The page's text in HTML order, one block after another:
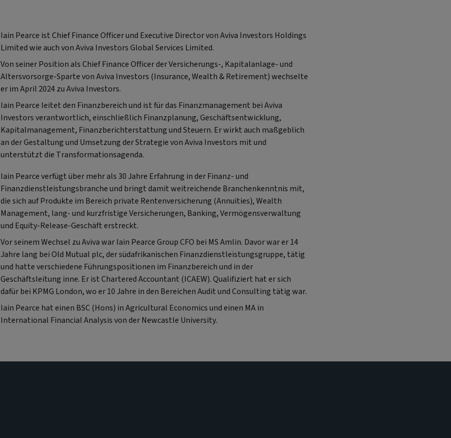
Iain Pearce ist Chief Finance Officer und Executive Director von Aviva Investors Holdings
Limited wie auch von Aviva Investors Global Services Limited.
Von seiner Position als Chief Finance Officer der Versicherungs-, Kapitalanlage- und
Altersvorsorge-Sparte von Aviva Investors (Insurance, Wealth & Retirement) wechselte
er im April 2024 zu Aviva Investors.
Iain Pearce leitet den Finanzbereich und ist für das Finanzmanagement bei Aviva
Investors verantwortlich, einschließlich Finanzplanung, Geschäftsentwicklung,
Kapitalmanagement, Finanzberichterstattung und Steuern. Er wirkt auch maßgeblich
an der Gestaltung und Umsetzung der Strategie von Aviva Investors mit und
unterstützt die Transformationsagenda.
Iain Pearce verfügt über mehr als 30 Jahre Erfahrung in der Finanz- und
Finanzdienstleistungsbranche und bringt damit weitreichende Branchenkenntnis mit,
die sich auf Produkte im Bereich private Rentenversicherung (Annuities), Wealth
Management, lang- und kurzfristige Versicherungen, Banking, Vermögensverwaltung
und Equity-Release-Geschäft erstreckt.
Vor seinem Wechsel zu Aviva war Iain Pearce Group CFO bei MS Amlin. Davor war er 14
Jahre lang bei Old Mutual plc, der südafrikanischen Finanzdienstleistungsgruppe, tätig
und hatte verschiedene Führungspositionen im Finanzbereich und in der
Geschäftsleitung inne. Er ist Chartered Accountant (ICAEW). Qualifiziert hat er sich
dafür bei KPMG London, wo er 10 Jahre in den Bereichen Audit und Consulting tätig war.
Iain Pearce hat einen BSC (Hons) in Agricultural Economics und einen MA in
International Financial Analysis von der Newcastle University.